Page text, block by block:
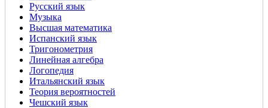
Русский язык
Музыка
Высшая математика
Испанский язык
Тригонометрия
Линейная алгебра
Логопедия
Итальянский язык
Теория вероятностей
Чешский язык